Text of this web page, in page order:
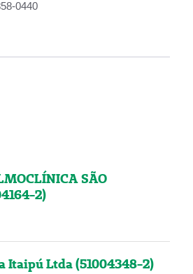
0440
SÃO
2)
Itaipú Ltda (51004348-2)